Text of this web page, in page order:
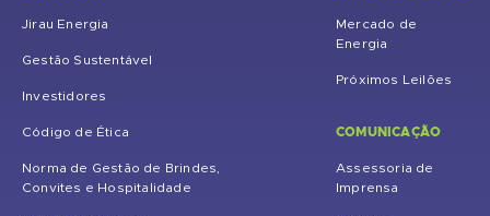
Jirau Energia
Gestão Sustentável
Investidores
Código de Ética
Norma de Gestão de Brindes,
Convites e Hospitalidade
Mercado de
Energia
Próximos Leilões
COMUNICAÇÃO
Assessoria de
Imprensa